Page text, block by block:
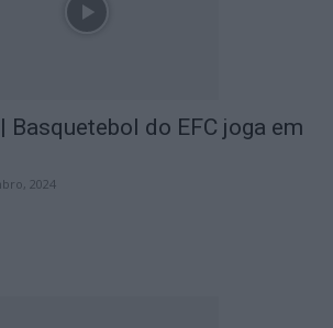
Basquetebol do EFC joga em
2024